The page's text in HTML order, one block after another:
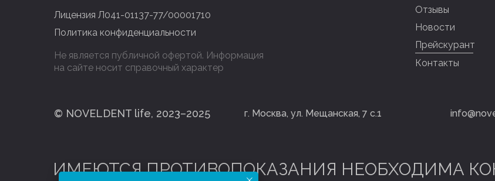
Лицензия Л041-01137-77/00001710
Политика конфиденциальности
Не является публичной офертой. Информация
на сайте носит справочный характер
Отзывы
Новости
Контакты
Прейскурант
© NOVELDENT life, 2023–2025
ИМЕЮТСЯ ПРОТИВОПОКАЗАНИЯ НЕОБХОДИМА
г. Москва, ул. Мещанская, 7 с.1